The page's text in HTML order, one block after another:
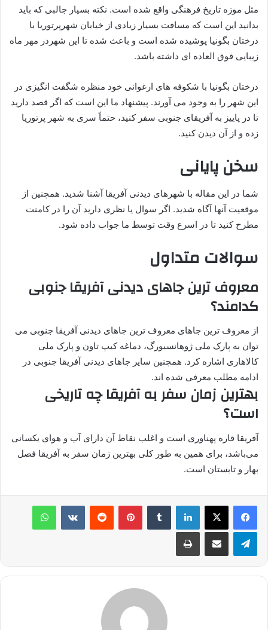
مثل موزه تاریخ فرهنگی واقع شده است. نکته بسیار جالبی که باید
بدانید این است که مسافت بسیار زیادی از خیابان شهرپرتوریا با
درختان بگونیا پوشیده شده است و باعث شده تا این شهردر مهر ماه
زیبایی فوق‌ العاده ای داشته باشد.
درختان بگونیا با شکوفه های ارغوانی خود منظره شگفت انگیزی در
این شهر را به وجود می آورند. پیشنهاد ما این است که اگر قصد دارید
تا در پاییز به آفریقای جنوبی سفر کنید، حتماً سری به شهر پرتوریا
زده و از آن دیدن کنید.
سخن پایانی
شما در این مقاله با شهرهای دیدنی آفریقا آشنا شدید. همچنین از
موقعیت آنها آگاه شدید. اگر سوال یا نظری دارید آن را در کامنت
مطرح کنید تا در اسرع وقت توسط ما جواب داده شود.
سوالات متداول
معروف ترین جاهای دیدنی آفریقا جنوبی
کدامند؟
از معروف ترین جاهای معروف ترین جاهای دیدنی آفریقا جنوبی می
توان به پارک ملی ژوهانسبورگ، دماغه کیپ تاون و پارک ملی
کالاهاری اشاره کرد. همچنین سایر جاهای دیدنی آفریقا جنوبی در
ادامه مطلب معرفی شده اند.
بهترین زمان سفر به آفریقا چه تاریخی
است؟
آفریقا قاره پهناوری است و اغلب نقاط آن دارای آب و هوای یکسانی
می‌باشد، برای همین به طور کلی بهترین زمان سفر به آفریقا فصل
بهار و تابستان است.
لینکدین ‫تامبلر پینترست‫رددیت ‫VKontakte
واتس آپ
تلگرام اشتراک گذاری از طریق ایمیل چاپ